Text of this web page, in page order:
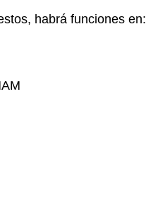
habrá funciones en: